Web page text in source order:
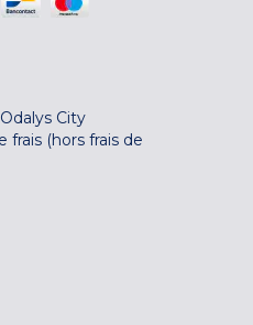
City
(hors frais de